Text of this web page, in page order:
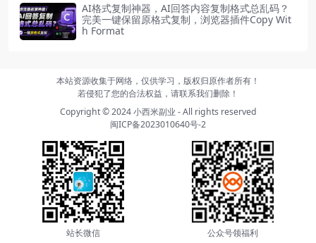
AI格式复制神器，AI回答内容复制格式总乱码？
完美一键保留原格式复制，浏览器插件Copy Wit
h Format
本站资源收集于网络，仅供学习，版权归原作者所有！
若侵犯了您的合法权益，请联系我们删除！
Copyright © 2024小西米副业 - All rights reserved
闽ICP备2023010640号-2
站长微信 公众号领福利